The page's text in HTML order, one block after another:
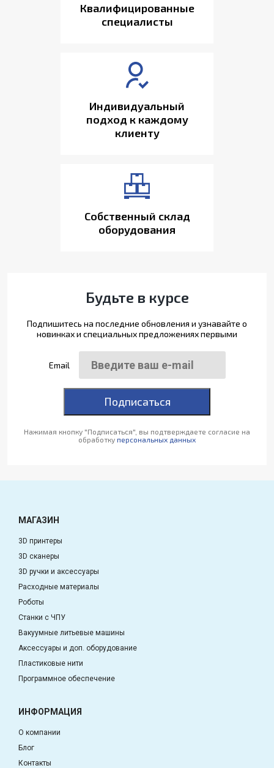
Квалифицированные
специалисты
Индивидуальный
подход к каждому
клиенту
Собственный склад
оборудования
Будьте в курсе
Подпишитесь на последние обновления и узнавайте о
новинках и специальных предложениях первыми
Email
Подписаться
Нажимая кнопку "Подписаться", вы подтверждаете согласие на
обработку персональных данных
МАГАЗИН
3D принтеры
3D сканеры
3D ручки и аксессуары
Расходные материалы
Роботы
Станки с ЧПУ
Вакуумные литьевые машины
Аксессуары и доп. оборудование
Пластиковые нити
Программное обеспечение
ИНФОРМАЦИЯ
О компании
Блог
Контакты